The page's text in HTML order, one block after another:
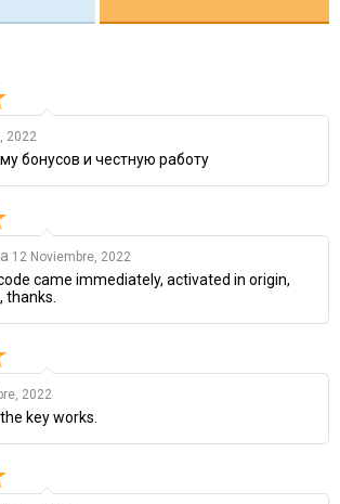
2022
бонусов и честную работу
12 Noviembre, 2022
came immediately, activated in origin,
thanks.
2022
key works.